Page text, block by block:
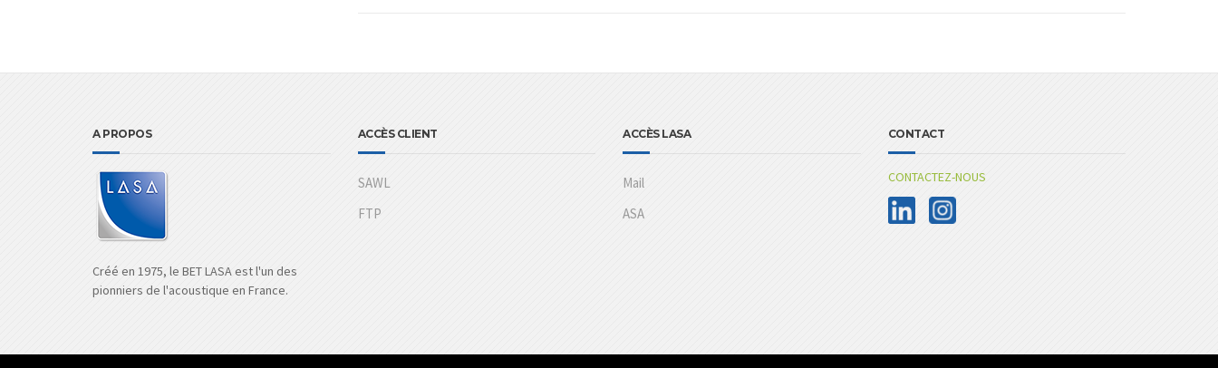
A PROPOS
Créé en 1975, le BET LASA est l'un des
pionniers de l'acoustique en France.
ACCÈS CLIENT
SAWL
FTP
ACCÈS LASA
Mail
ASA
CONTACT
CONTACTEZ-NOUS